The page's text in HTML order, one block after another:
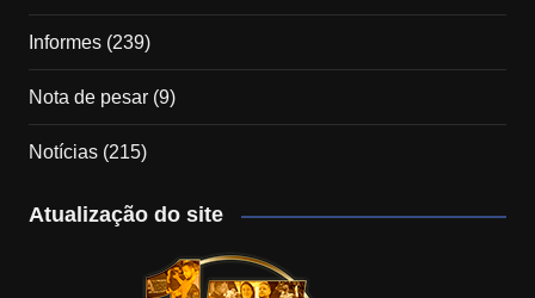
Informes(239)
Nota de pesar(9)
Notícias(215)
Atualização do site